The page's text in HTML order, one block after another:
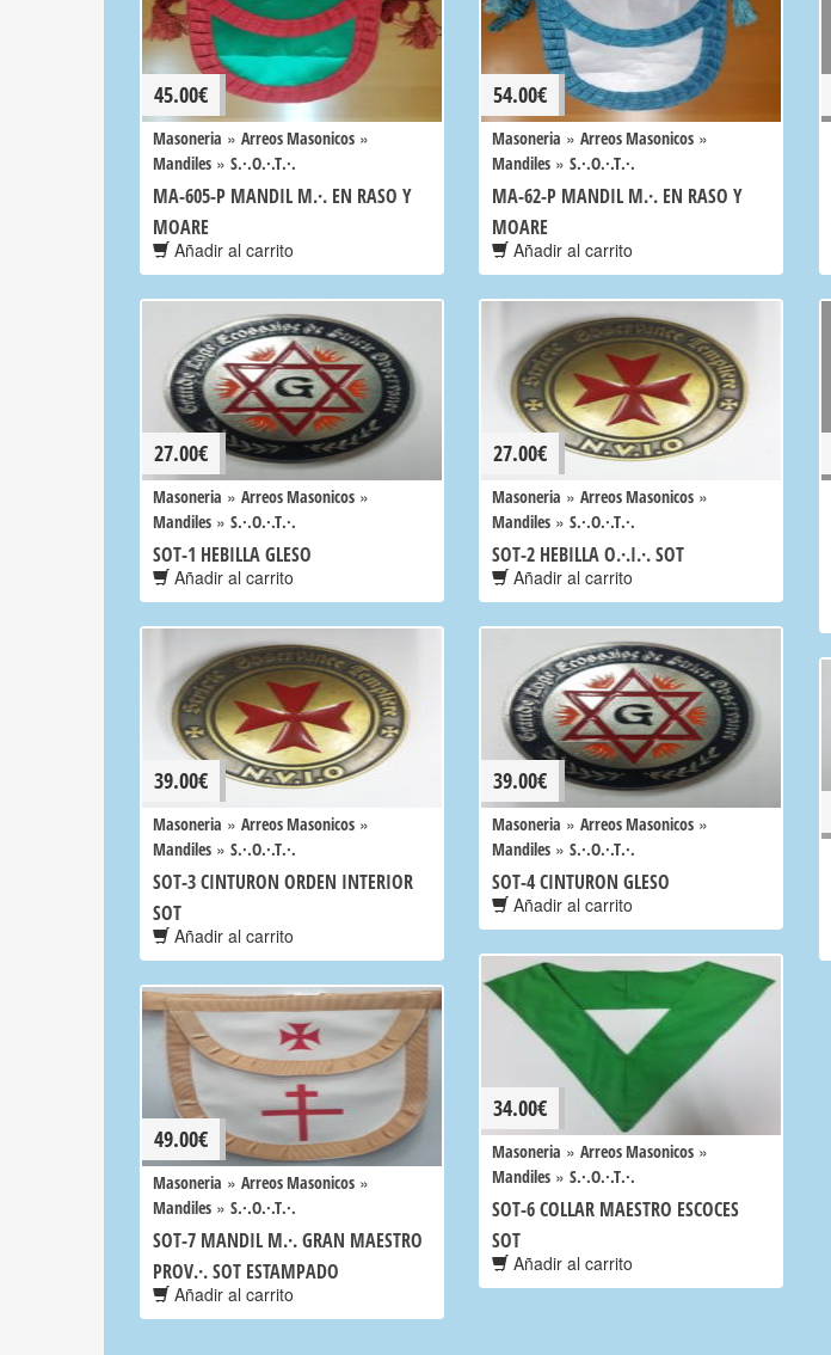
45.00€
Masoneria » Arreos Masonicos »
Mandiles » S.·.O.·.T.·.
MA-605-P MANDIL M.·. EN RASO Y
MOARE
Añadir al carrito
54.00€
Masoneria » Arreos Masonicos »
Mandiles » S.·.O.·.T.·.
MA-62-P MANDIL M.·. EN RASO Y
MOARE
Añadir al carrito
27.00€
Masoneria » Arreos Masonicos »
Mandiles » S.·.O.·.T.·.
SOT-1 HEBILLA GLESO
Añadir al carrito
27.00€
Masoneria » Arreos Masonicos »
Mandiles » S.·.O.·.T.·.
SOT-2 HEBILLA O.·.I.·. SOT
Añadir al carrito
39.00€
Masoneria » Arreos Masonicos »
Mandiles » S.·.O.·.T.·.
SOT-3 CINTURON ORDEN INTERIOR
SOT
Añadir al carrito
39.00€
Masoneria » Arreos Masonicos »
Mandiles » S.·.O.·.T.·.
SOT-4 CINTURON GLESO
Añadir al carrito
34.00€
Masoneria » Arreos Masonicos »
Mandiles » S.·.O.·.T.·.
SOT-6 COLLAR MAESTRO ESCOCES
SOT
Añadir al carrito
49.00€
Masoneria » Arreos Masonicos »
Mandiles » S.·.O.·.T.·.
SOT-7 MANDIL M.·. GRAN MAESTRO
PROV.·. SOT ESTAMPADO
Añadir al carrito